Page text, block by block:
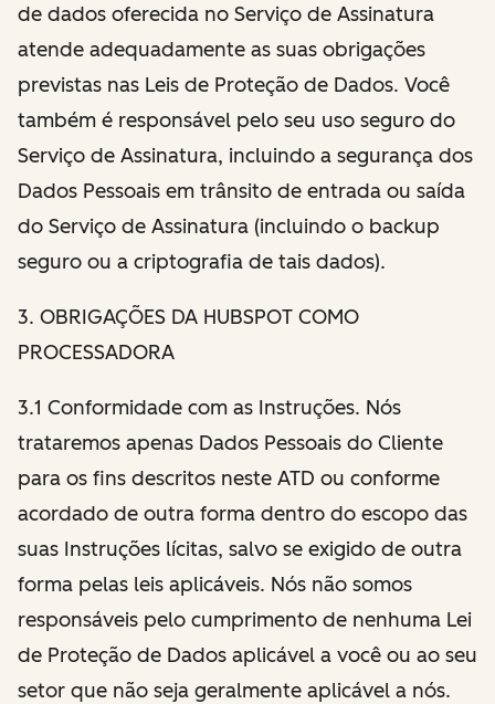
de dados oferecida no Serviço de Assinatura
atende adequadamente as suas obrigações
previstas nas Leis de Proteção de Dados. Você
também é responsável pelo seu uso seguro do
Serviço de Assinatura, incluindo a segurança dos
Dados Pessoais em trânsito de entrada ou saída
do Serviço de Assinatura (incluindo o backup
seguro ou a criptografia de tais dados).
3. OBRIGAÇÕES DA HUBSPOT COMO
PROCESSADORA
3.1 Conformidade com as Instruções. Nós
trataremos apenas Dados Pessoais do Cliente
para os fins descritos neste ATD ou conforme
acordado de outra forma dentro do escopo das
suas Instruções lícitas, salvo se exigido de outra
forma pelas leis aplicáveis. Nós não somos
responsáveis pelo cumprimento de nenhuma Lei
de Proteção de Dados aplicável a você ou ao seu
setor que não seja geralmente aplicável a nós.